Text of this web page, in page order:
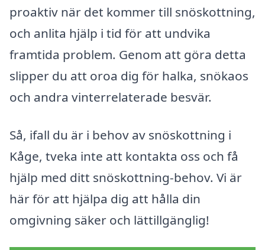
proaktiv när det kommer till snöskottning,
och anlita hjälp i tid för att undvika
framtida problem. Genom att göra detta
slipper du att oroa dig för halka, snökaos
och andra vinterrelaterade besvär.
Så, ifall du är i behov av snöskottning i
Kåge, tveka inte att kontakta oss och få
hjälp med ditt snöskottning-behov. Vi är
här för att hjälpa dig att hålla din
omgivning säker och lättillgänglig!